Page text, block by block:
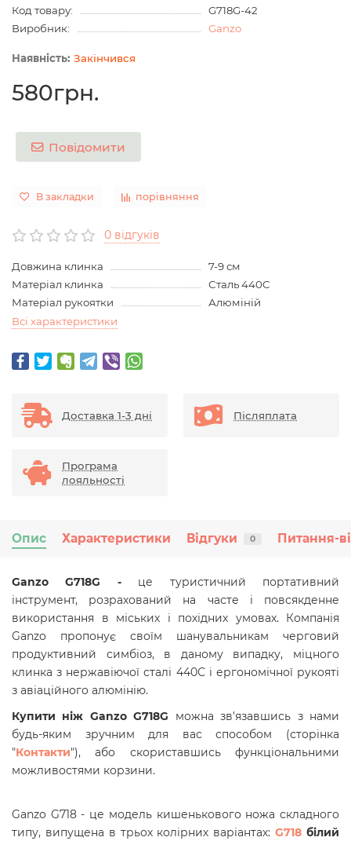
Код товару:
G718G-42
Виробник:
Ganzo
Закінчився
580грн.
Повідомити
В закладки порівняння
0 відгуків
Довжина клинка
7-9 см
Матеріал клинка
Сталь 440C
Матеріал рукоятки
Алюміній
Всі характеристики
Доставка 1-3 дні Післяплата
Програма
лояльності
Опис Характеристики Відгуки 0 Питання-
Ganzo G718G - це туристичний портативний
інструмент, розрахований на часте і повсякденне
використання в міських і похідних умовах. Компанія
Ganzo пропонує своїм шанувальникам черговий
продуктивний симбіоз, в даному випадку, міцного
клинка з нержавіючої сталі 440С і ергономічної рукояті
з авіаційного алюмінію.
Купити ніж Ganzo G718G можна зв'язавшись з нами
будь-яким зручним для вас способом (сторінка
"Контакти"), або скориставшись функціональними
можливостями корзини.
Ganzo G718 - це модель кишенькового ножа складного
типу, випущена в трьох колірних варіантах:G718 білий